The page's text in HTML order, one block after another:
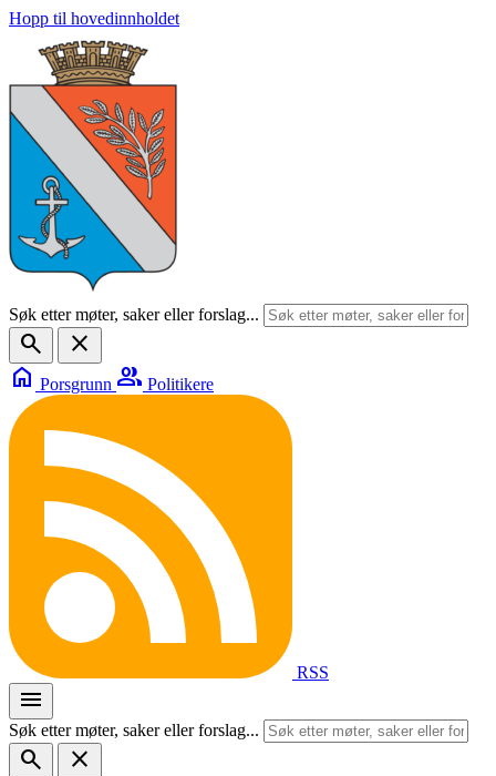
Hopp til hovedinnholdet
Søk etter møter, saker eller forslag...
search
close
home Porsgrunn group Politikere
RSS
menu
Søk etter møter, saker eller forslag...
search
close